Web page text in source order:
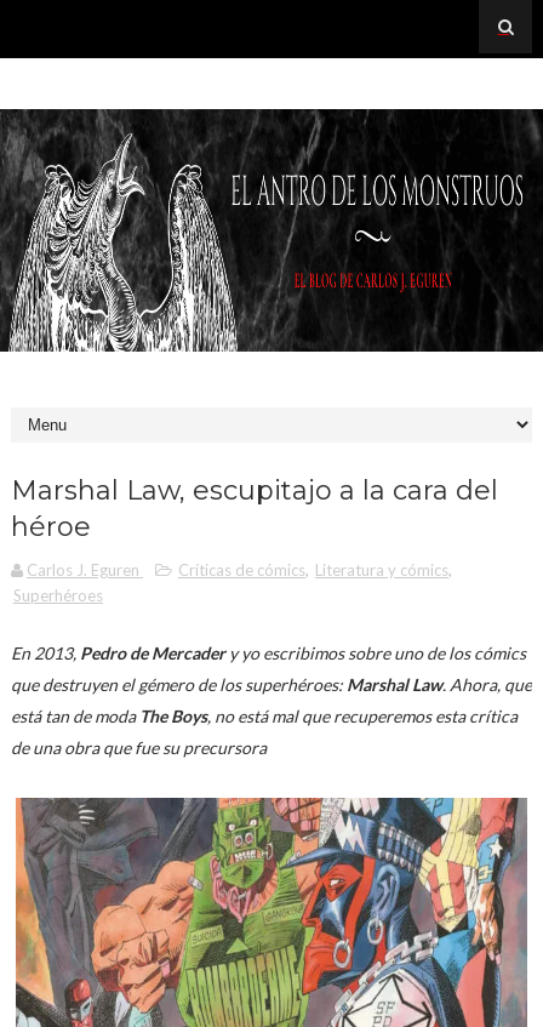
Marshal Law, escupitajo a la cara del
héroe
Carlos J. Eguren Críticas de cómics, Literatura y cómics,
Superhéroes
En 2013, Pedro de Mercadery yo escribimos sobre uno de los cómics
que destruyen el gémero de los superhéroes: Marshal Law. Ahora, que
está tan de moda The Boys, no está mal que recuperemos esta crítica
de una obra que fue su precursora